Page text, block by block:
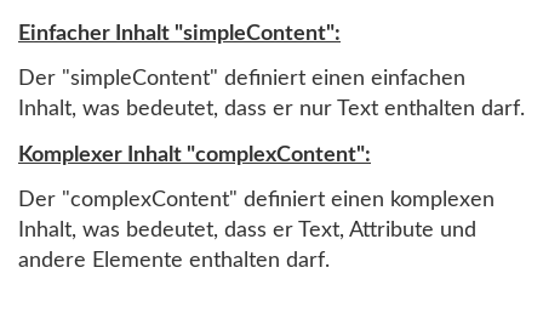
Einfacher Inhalt "simpleContent":
Der "simpleContent" definiert einen einfachen
Inhalt, was bedeutet, dass er nur Text enthalten darf.
Komplexer Inhalt "complexContent":
Der "complexContent" definiert einen komplexen
Inhalt, was bedeutet, dass er Text, Attribute und
andere Elemente enthalten darf.